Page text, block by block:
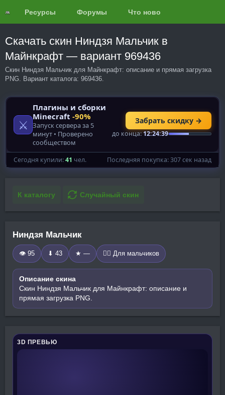
Ресурсы Форумы Что нового?
Скачать скин Ниндзя Мальчик в
Майнкрафт — вариант 969436
Скин Ниндзя Мальчик для Майнкрафт: описание и прямая загрузка
PNG. Вариант каталога: 969436.
К каталогу Случайный скин
Ниндзя Мальчик
👁 95 ⬇ 43 ★ — 🧍‍♂️ Для мальчиков
Описание скина
Скин Ниндзя Мальчик для Майнкрафт: описание и
прямая загрузка PNG.
3D ПРЕВЬЮ